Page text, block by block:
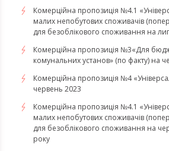
Комерційна пропозиція №4.1
малих непобутових споживачів
для безоблікового споживання на
Комерційна пропозиція №3«Для
комунальних установ» (по факту) на
Комерційна пропозиція №4
червень 2023
Комерційна пропозиція №4.1
малих непобутових споживачів
для безоблікового споживання на
року